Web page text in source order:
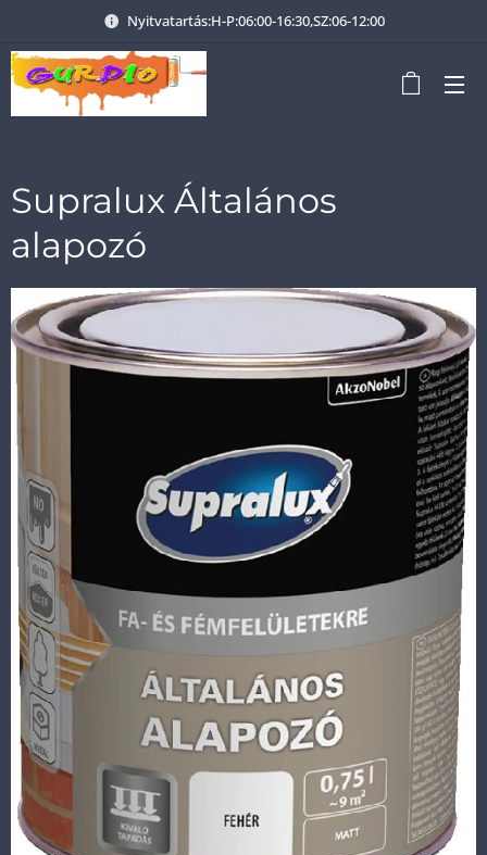
Nyitvatartás:H-P:06:00-16:30,SZ:06-12:00
Supralux Általános
alapozó